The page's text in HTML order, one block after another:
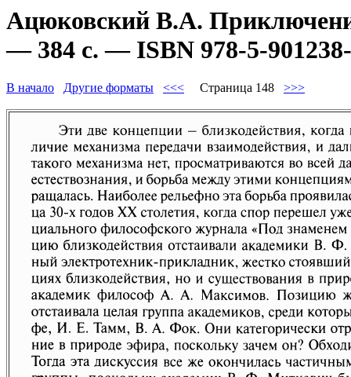
Ацюковский В.А.
— 384 с. — ISBN 978-5-
В начало Другие форматы <<< Страница 148 >>>